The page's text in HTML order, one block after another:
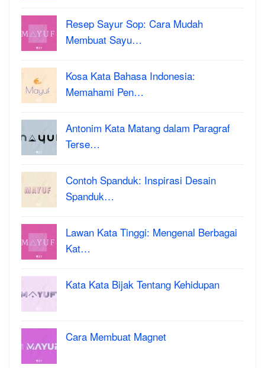
Resep Sayur Sop: Cara Mudah
Membuat Sayu…
Kosa Kata Bahasa Indonesia:
Memahami Pen…
Antonim Kata Matang dalam Paragraf
Terse…
Contoh Spanduk: Inspirasi Desain
Spanduk…
Lawan Kata Tinggi: Mengenal Berbagai
Kat…
Kata Kata Bijak Tentang Kehidupan
Cara Membuat Magnet